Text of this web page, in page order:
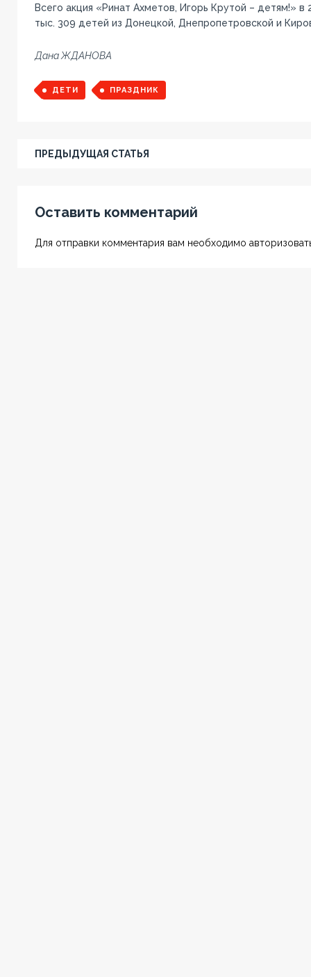
Всего акция «Ринат Ахметов, Игорь Крутой – детям!» в
тыс. 309 детей из Донецкой, Днепропетровской и
Дана ЖДАНОВА
ДЕТИ ПРАЗДНИК
ПРЕДЫДУЩАЯ СТАТЬЯ
Оставить комментарий
Для отправки комментария вам необходимо